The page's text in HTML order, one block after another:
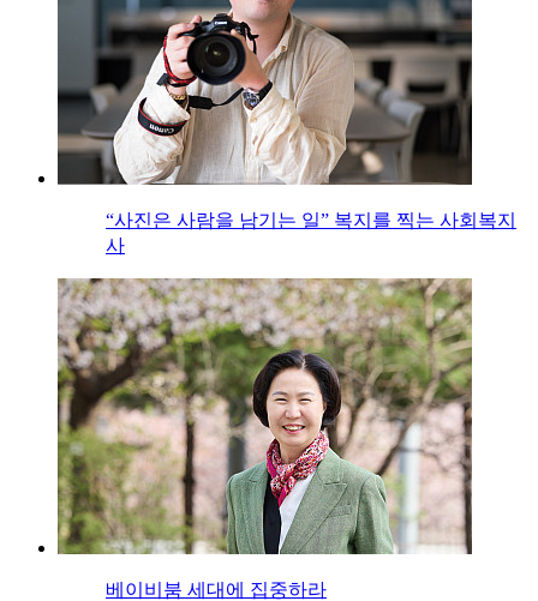
“사진은 사람을 남기는 일” 복지를 찍는 사회복지
사
베이비붐 세대에 집중하라